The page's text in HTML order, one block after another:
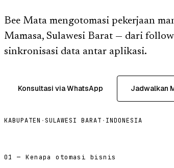
Bee Mata mengotomasi pekerjaan
Mamasa, Sulawesi Barat — dari
sinkronisasi data antar aplikasi.
Konsultasi via WhatsApp Jadwalkan
KABUPATEN · SULAWESI BARAT · INDONESIA
01 — Kenapa otomasi bisnis